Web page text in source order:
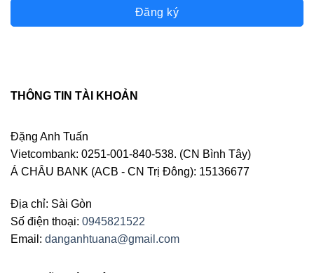
Đăng ký
THÔNG TIN TÀI KHOẢN
Đặng Anh Tuấn
Vietcombank: 0251-001-840-538. (CN Bình Tây)
Á CHÂU BANK (ACB - CN Trị Đông): 15136677
Địa chỉ: Sài Gòn
Số điện thoại: 0945821522
Email: danganhtuana@gmail.com